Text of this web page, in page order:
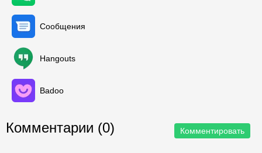
Сообщения
Hangouts
Badoo
Комментарии (0) Комментировать